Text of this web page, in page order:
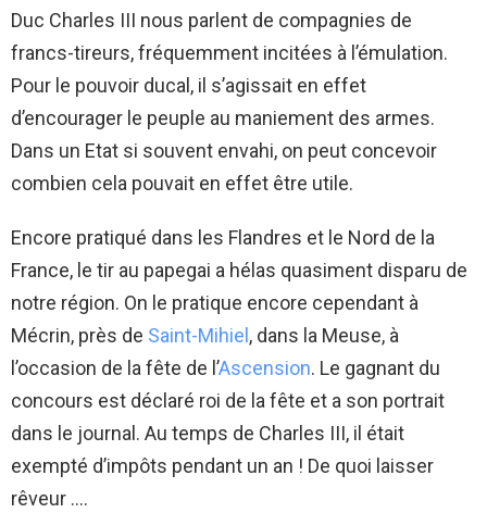
Duc Charles III nous parlent de compagnies de
francs-tireurs, fréquemment incitées à l’émulation.
Pour le pouvoir ducal, il s’agissait en effet
d’encourager le peuple au maniement des armes.
Dans un Etat si souvent envahi, on peut concevoir
combien cela pouvait en effet être utile.
Encore pratiqué dans les Flandres et le Nord de la
France, le tir au papegai a hélas quasiment disparu de
notre région. On le pratique encore cependant à
Mécrin, près de Saint-Mihiel, dans la Meuse, à
l’occasion de la fête de l’Ascension. Le gagnant du
concours est déclaré roi de la fête et a son portrait
dans le journal. Au temps de Charles III, il était
exempté d’impôts pendant un an ! De quoi laisser
rêveur ….